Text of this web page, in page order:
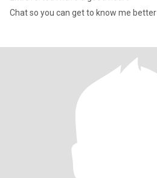
Chat so you can get to know me better